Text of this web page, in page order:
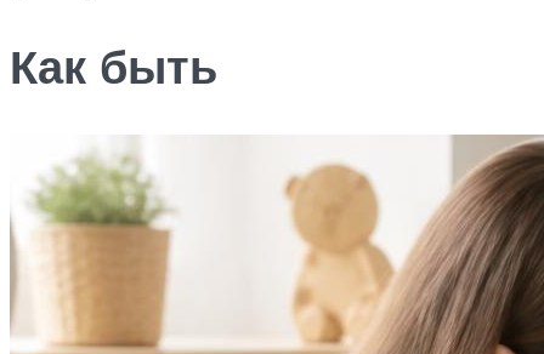
Как быть